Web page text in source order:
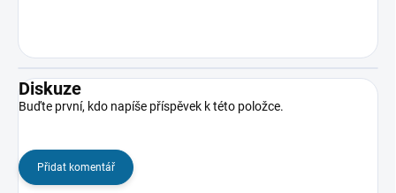
Diskuze
Buďte první, kdo napíše příspěvek k této položce.
Přidat komentář